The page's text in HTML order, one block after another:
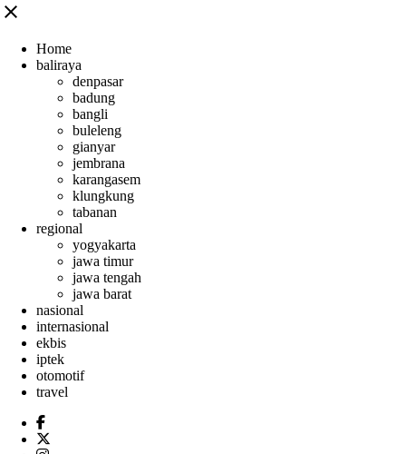
close
Home
baliraya
denpasar
badung
bangli
buleleng
gianyar
jembrana
karangasem
klungkung
tabanan
regional
yogyakarta
jawa timur
jawa tengah
jawa barat
nasional
internasional
ekbis
iptek
otomotif
travel